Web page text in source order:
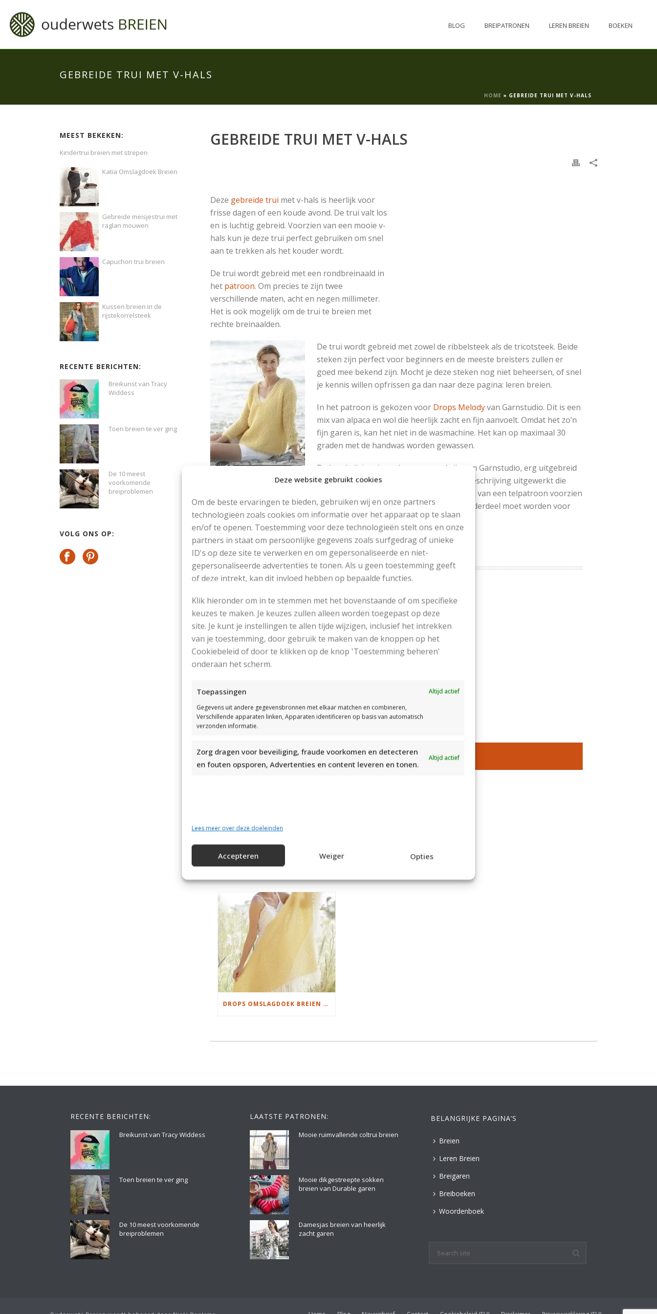
Deze website gebruikt cookies
Om de beste ervaringen te bieden, gebruiken wij en onze partners
technologieën zoals cookies om informatie over het apparaat op te slaan
en/of te openen. Toestemming voor deze technologieën stelt ons en onze
partners in staat om persoonlijke gegevens zoals surfgedrag of unieke
ID's op deze site te verwerken en om gepersonaliseerde en niet-
gepersonaliseerde advertenties te tonen. Als u geen toestemming geeft
of deze intrekt, kan dit invloed hebben op bepaalde functies.
Klik hieronder om in te stemmen met het bovenstaande of om specifieke
keuzes te maken. Je keuzes zullen alleen worden toegepast op deze
site. Je kunt je instellingen te allen tijde wijzigen, inclusief het intrekken
van je toestemming, door gebruik te maken van de knoppen op het
Cookiebeleid of door te klikken op de knop 'Toestemming beheren'
onderaan het scherm.
Toepassingen
Altijd actief
Gegevens uit andere gegevensbronnen met elkaar matchen en combineren,
Verschillende apparaten linken, Apparaten identificeren op basis van automatisch
verzonden informatie.
Zorg dragen voor beveiliging, fraude voorkomen en detecteren
en fouten opsporen, Advertenties en content leveren en tonen.
Altijd actief
Lees meer over deze doeleinden
Accepteren Weiger Opties
BLOG BREIPATRONEN LEREN BREIEN BOEKEN
GEBREIDE TRUI MET V-HALS
HOME » GEBREIDE TRUI MET V-HALS
GEBREIDE TRUI MET V-HALS
Deze gebreide trui met v-hals is heerlijk voor
frisse dagen of een koude avond. De trui valt los
en is luchtig gebreid. Voorzien van een mooie v-
hals kun je deze trui perfect gebruiken om snel
aan te trekken als het kouder wordt.
De trui wordt gebreid met een rondbreinaald in
het patroon. Om precies te zijn twee
verschillende maten, acht en negen millimeter.
Het is ook mogelijk om de trui te breien met
rechte breinaalden.
De trui wordt gebreid met zowel de ribbelsteek als de tricotsteek. Beide
steken zijn perfect voor beginners en de meeste breisters zullen er
goed mee bekend zijn. Mocht je deze steken nog niet beheersen, of snel
je kennis willen opfrissen ga dan naar deze pagina: leren breien.
In het patroon is gekozen voor Drops Melodyvan Garnstudio. Dit is een
mix van alpaca en wol die heerlijk zacht en fijn aanvoelt. Omdat het zo’n
fijn garen is, kan het niet in de wasmachine. Het kan op maximaal 30
graden met de handwas worden gewassen.
De beschrijving, is zoals we gewend zijn van Garnstudio, erg uitgebreid
en duidelijk. Er is per pand een duidelijke beschrijving uitgewerkt die
goed te volgen is. Daarnaast is het patroon van een telpatroon voorzien
met alle afmetingen. Daardoor is het makkelijk aflezen hoe groot elk onderdeel moet worden voor
welke maat.
Gebreide trui met v-hals
KERNGEGEVENS
Garen: Drops Melody
150 – 200 – 200 – 200 – 250 – 250 gram
Rondbreinaald: 80 cm en 9 mm
Rondbreinaald: 80 cm en 8 mm
Stekenproef: 10 st en 12 nld in tricotsteek zijn 10 cm
Tricotsteek
Het Patroon
Drops Melody
DROPS OMSLAGDOEK BREIEN MET FRANJES
MEEST BEKEKEN:
Kindertrui breien met strepen
Katia Omslagdoek Breien
Gebreide meisjestrui met
raglan mouwen
Capuchon trui breien
Kussen breien in de
rijstekorrelsteek
RECENTE BERICHTEN:
Breikunst van Tracy
Widdess
Toen breien te ver ging
De 10 meest
voorkomende
breiproblemen
VOLG ONS OP:
RECENTE BERICHTEN:
Breikunst van Tracy Widdess
Toen breien te ver ging
De 10 meest voorkomende
breiproblemen
LAATSTE PATRONEN:
Mooie ruimvallende coltrui breien
Mooie dikgestreepte sokken
breien van Durable garen
Damesjas breien van heerlijk
zacht garen
BELANGRIJKE PAGINA’S
Breien
Leren Breien
Breigaren
Breiboeken
Woordenboek